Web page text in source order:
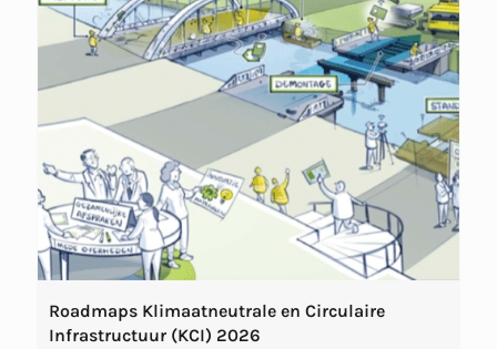
Roadmaps Klimaatneutrale en Circulaire
Infrastructuur (KCI) 2026